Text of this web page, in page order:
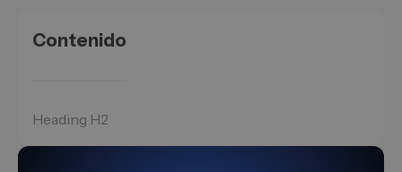
Contenido
Heading H2